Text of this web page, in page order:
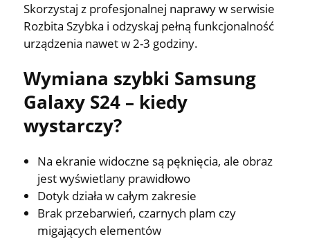
Skorzystaj z profesjonalnej naprawy w serwisie
Rozbita Szybka i odzyskaj pełną funkcjonalność
urządzenia nawet w 2-3 godziny.
Wymiana szybki Samsung
Galaxy S24 – kiedy
wystarczy?
Na ekranie widoczne są pęknięcia, ale obraz
jest wyświetlany prawidłowo
Dotyk działa w całym zakresie
Brak przebarwień, czarnych plam czy
migających elementów